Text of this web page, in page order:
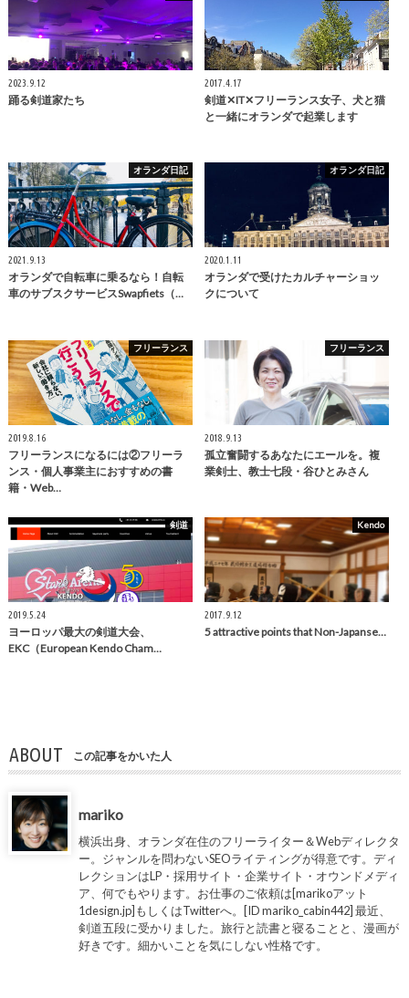
2023.9.12
踊る剣道家たち
2017.4.17
剣道✕IT✕フリーランス女子、犬と猫
と一緒にオランダで起業します
オランダ日記
2021.9.13
オランダで自転車に乗るなら！自転
車のサブスクサービスSwapfiets（…
オランダ日記
2020.1.11
オランダで受けたカルチャーショッ
クについて
フリーランス
2019.8.16
フリーランスになるには②フリーラ
ンス・個人事業主におすすめの書
籍・Web…
フリーランス
2018.9.13
孤立奮闘するあなたにエールを。複
業剣士、教士七段・谷ひとみさん
剣道
2019.5.24
ヨーロッパ最大の剣道大会、
EKC（European Kendo Cham…
Kendo
2017.9.12
5 attractive points that Non-Japanse…
ABOUT この記事をかいた人
mariko
横浜出身、オランダ在住のフリーライター＆Webディレクタ
ー。ジャンルを問わないSEOライティングが得意です。ディ
レクションはLP・採用サイト・企業サイト・オウンドメディ
ア、何でもやります。お仕事のご依頼は[marikoアット
1design.jp]もしくはTwitterへ。[ID mariko_cabin442] 最近、
剣道五段に受かりました。旅行と読書と寝ることと、漫画が
好きです。細かいことを気にしない性格です。